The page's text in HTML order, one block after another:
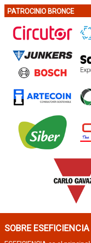
PATROCINIO BRONCE
SOBRE ESEFICIENCIA